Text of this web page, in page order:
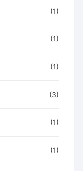
(1)
(1)
(1)
(3)
(1)
(1)